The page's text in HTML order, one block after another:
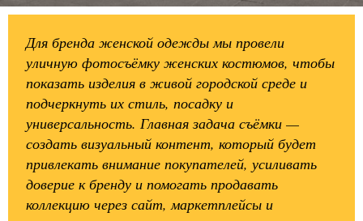
Для бренда женской одежды мы провели
уличную фотосъёмку женских костюмов, чтобы
показать изделия в живой городской среде и
подчеркнуть их стиль, посадку и
универсальность. Главная задача съёмки —
создать визуальный контент, который будет
привлекать внимание покупателей, усиливать
доверие к бренду и помогать продавать
коллекцию через сайт, маркетплейсы и